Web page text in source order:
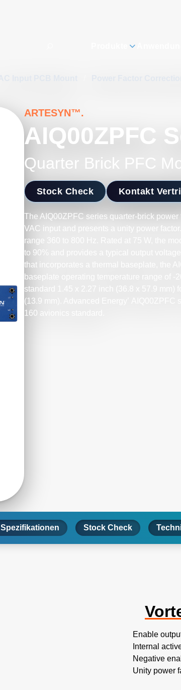
ARTESYN™.
AIQ00ZPFC
Quarter Brick PFC
Stock Check Kontakt
The AIQ00ZPFC series quarter-brick power
VAC input and presents a unity power
range 360 to 800 Hz. Rated at 75 W, the
to 90% and provides a typical output
that incorporates a thermal baseplate, the
baseplate operating temperature range of -
standard 1.45 x 2.27 inch (36.8 x 57.9 mm)
(13.9 mm). Advanced Energy’ AIQ00ZPFC
160 avionics standard.
Spezifikationen Stock Check
Enable
Internal
Negative
Unity power